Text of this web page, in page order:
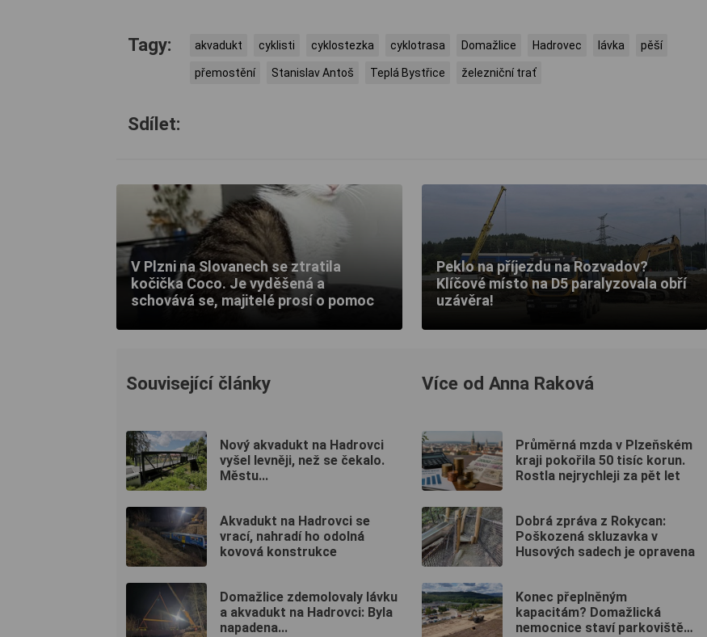
Tagy: akvadukt cyklisti cyklostezka cyklotrasa Domažlice Hadrovec lávka pěší
přemostění Stanislav Antoš Teplá Bystřice železniční trať
Sdílet:
V Plzni na Slovanech se ztratila
kočička Coco. Je vyděšená a
schovává se, majitelé prosí o pomoc
Peklo na příjezdu na Rozvadov?
Klíčové místo na D5 paralyzovala obří
uzávěra!
Související články
Nový akvadukt na Hadrovci
vyšel levněji, než se čekalo.
Městu...
Akvadukt na Hadrovci se
vrací, nahradí ho odolná
kovová konstrukce
Domažlice zdemolovaly lávku
a akvadukt na Hadrovci: Byla
napadena...
Více od Anna Raková
Průměrná mzda v Plzeňském
kraji pokořila 50 tisíc korun.
Rostla nejrychleji za pět let
Dobrá zpráva z Rokycan:
Poškozená skluzavka v
Husových sadech je opravena
Konec přeplněným
kapacitám? Domažlická
nemocnice staví parkoviště